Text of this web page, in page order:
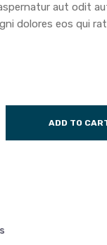
aut odit
dolores eos qui
ADD TO